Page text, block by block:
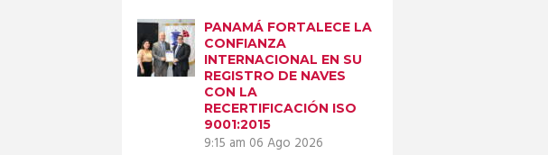
PANAMÁ FORTALECE LA
CONFIANZA
INTERNACIONAL EN SU
REGISTRO DE NAVES
CON LA
RECERTIFICACIÓN ISO
9001:2015
9:15 am 06 Ago 2026